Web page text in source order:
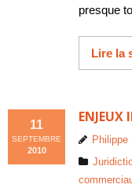
presque
Lire la
11
SEPTEMBRE
2010